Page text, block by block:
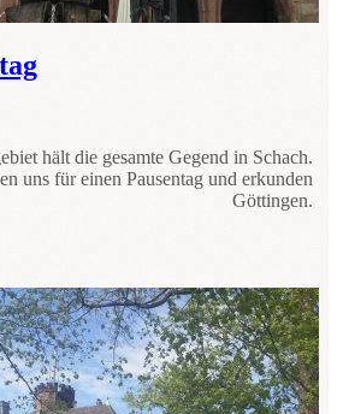
hält die gesamte Gegend in Schach.
uns für einen Pausentag und erkunden
Göttingen.